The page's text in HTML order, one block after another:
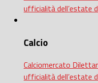
ufficialità dell’estate
Calcio
Calciomercato
ufficialità dell’estate